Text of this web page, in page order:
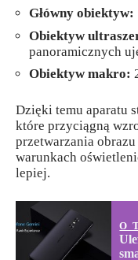
Główny obiektyw:
Obiektyw
panoramicznych
Obiektyw makro:
Dzięki temu aparatu
które przyciągną
przetwarzania
warunkach
lepiej.
O